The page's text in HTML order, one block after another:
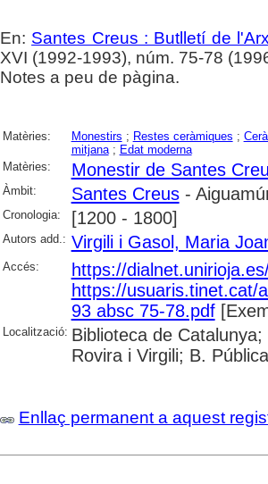
En: Santes Creus : Butlletí de
XVI (1992-1993), núm. 75-78
Notes a peu de pàgina.
Matèries: Monestirs ; Restes ceràmiques ;
mitjana; Edat moderna
Matèries:
Monestir de Santes
Àmbit: Santes Creus-
Cronologia: [1200 - 1800]
Autors add.: Virgili i Gasol, Maria
Accés:
https://
https://usuaris.tinet.cat/
93 absc 75-78.pdf
Localització: Biblioteca de
Rovira i Virgili; B.
Enllaç permanent a aquest